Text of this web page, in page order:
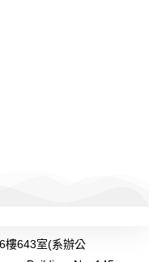
樓643室(系辦公